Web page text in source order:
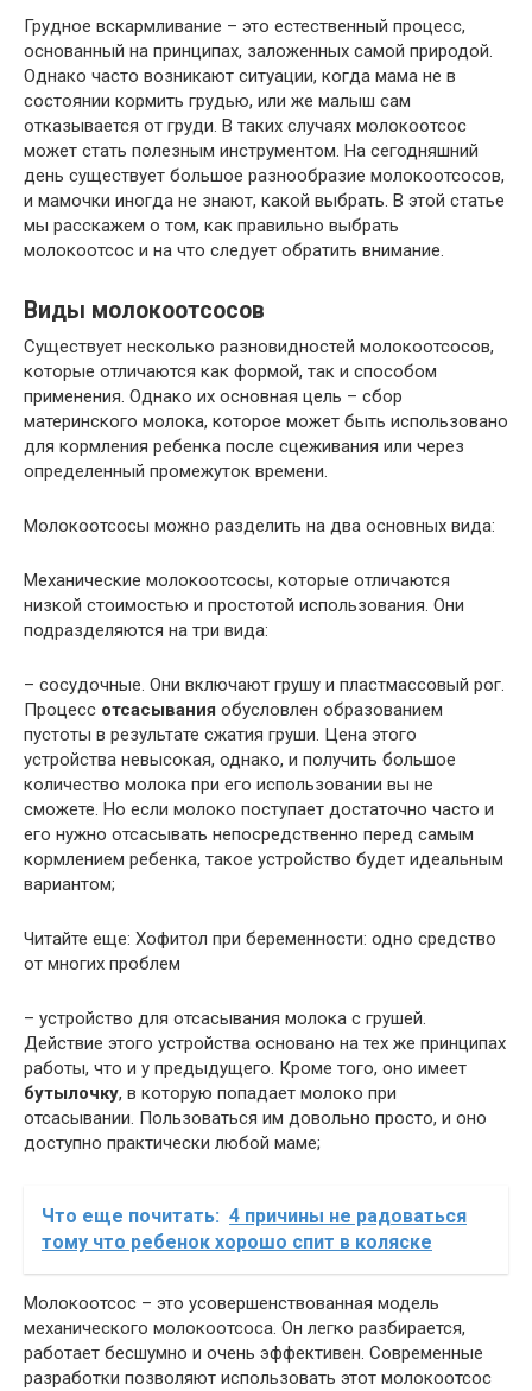
Грудное вскармливание – это естественный процесс,
основанный на принципах, заложенных самой природой.
Однако часто возникают ситуации, когда мама не в
состоянии кормить грудью, или же малыш сам
отказывается от груди. В таких случаях молокоотсос
может стать полезным инструментом. На сегодняшний
день существует большое разнообразие молокоотсосов,
и мамочки иногда не знают, какой выбрать. В этой статье
мы расскажем о том, как правильно выбрать
молокоотсос и на что следует обратить внимание.
Виды молокоотсосов
Существует несколько разновидностей молокоотсосов,
которые отличаются как формой, так и способом
применения. Однако их основная цель – сбор
материнского молока, которое может быть использовано
для кормления ребенка после сцеживания или через
определенный промежуток времени.
Молокоотсосы можно разделить на два основных вида:
Механические молокоотсосы, которые отличаются
низкой стоимостью и простотой использования. Они
подразделяются на три вида:
– сосудочные. Они включают грушу и пластмассовый рог.
Процесс отсасывания обусловлен образованием
пустоты в результате сжатия груши. Цена этого
устройства невысокая, однако, и получить большое
количество молока при его использовании вы не
сможете. Но если молоко поступает достаточно часто и
его нужно отсасывать непосредственно перед самым
кормлением ребенка, такое устройство будет идеальным
вариантом;
Читайте еще: Хофитол при беременности: одно средство
от многих проблем
– устройство для отсасывания молока с грушей.
Действие этого устройства основано на тех же принципах
работы, что и у предыдущего. Кроме того, оно имеет
бутылочку, в которую попадает молоко при
отсасывании. Пользоваться им довольно просто, и оно
доступно практически любой маме;
Что еще почитать: 4 причины не радоваться
тому что ребенок хорошо спит в коляске
Молокоотсос – это усовершенствованная модель
механического молокоотсоса. Он легко разбирается,
работает бесшумно и очень эффективен. Современные
разработки позволяют использовать этот молокоотсос